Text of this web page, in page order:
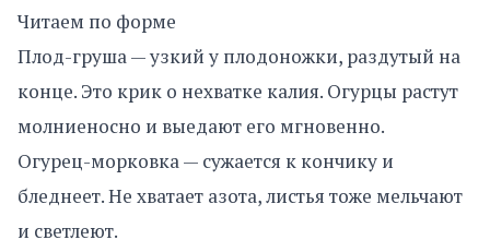
Читаем по форме
Плод-груша — узкий у плодоножки, раздутый на
конце. Это крик о нехватке калия. Огурцы растут
молниеносно и выедают его мгновенно.
Огурец-морковка — сужается к кончику и
бледнеет. Не хватает азота, листья тоже мельчают
и светлеют.